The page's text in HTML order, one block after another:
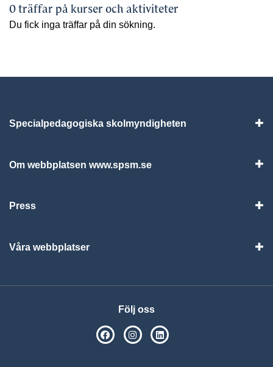
0 träffar på kurser och aktiviteter
Du fick inga träffar på din sökning.
Specialpedagogiska skolmyndigheten
Om webbplatsen www.spsm.se
Press
Våra webbplatser
Följ oss
SPSM på Facebook
SPSM på Instagram